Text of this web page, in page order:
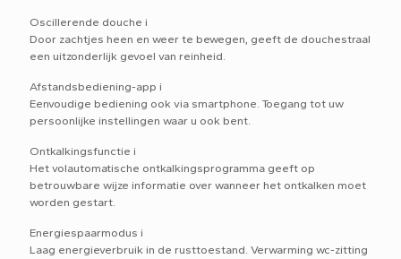
Oscillerende douche i
Door zachtjes heen en weer te bewegen, geeft de douchestraal
een uitzonderlijk gevoel van reinheid.
Afstandsbediening-app i
Eenvoudige bediening ook via smartphone. Toegang tot uw
persoonlijke instellingen waar u ook bent.
Ontkalkingsfunctie i
Het volautomatische ontkalkingsprogramma geeft op
betrouwbare wijze informatie over wanneer het ontkalken moet
worden gestart.
Energiespaarmodus i
Laag energieverbruik in de rusttoestand. Verwarming wc-zitting